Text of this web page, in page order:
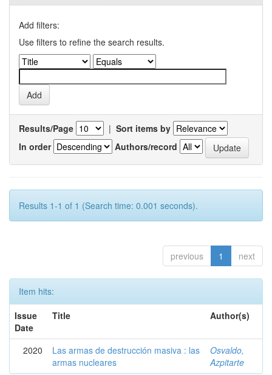
Add filters:
Use filters to refine the search results.
Results/Page | Sort items by
In order
Authors/record
Results 1-1 of 1 (Search time: 0.001 seconds).
previous 1 next
Item hits:
Issue
Date
Title Author(s)
2020
Las armas de destrucción masiva : las
armas nucleares
Osvaldo,
Azpitarte